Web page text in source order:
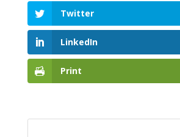
Twitter
LinkedIn
Print